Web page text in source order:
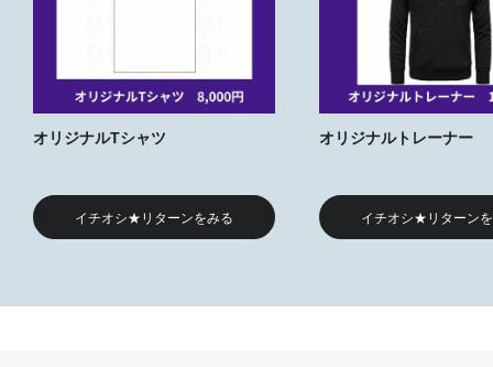
オリジナルTシャツ
イチオシ★リターンをみる
オリジナルトレーナー
イチオシ★リターン